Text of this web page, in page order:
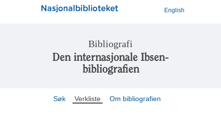
English
Bibliografi
Den internasjonale Ibsen-
bibliografien
Søk Verkliste Om bibliografien